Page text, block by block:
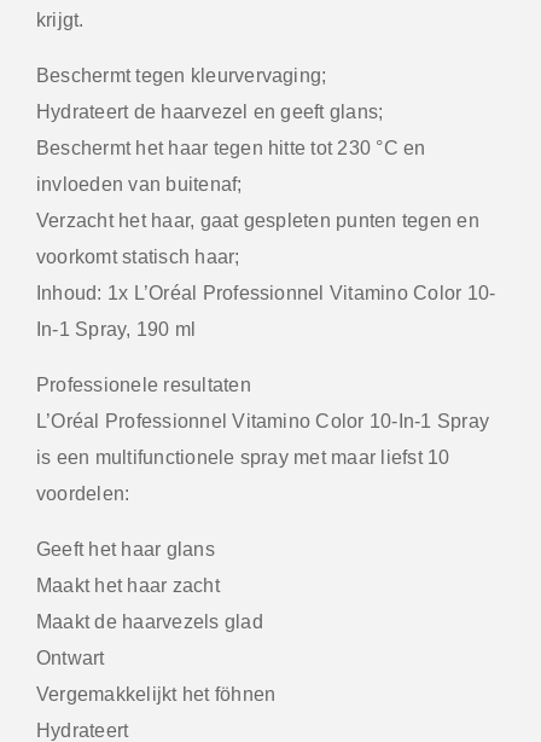
krijgt.
Beschermt tegen kleurvervaging;
Hydrateert de haarvezel en geeft glans;
Beschermt het haar tegen hitte tot 230 °C en
invloeden van buitenaf;
Verzacht het haar, gaat gespleten punten tegen en
voorkomt statisch haar;
Inhoud: 1x L’Oréal Professionnel Vitamino Color 10-
In-1 Spray, 190 ml
Professionele resultaten
L’Oréal Professionnel Vitamino Color 10-In-1 Spray
is een multifunctionele spray met maar liefst 10
voordelen:
Geeft het haar glans
Maakt het haar zacht
Maakt de haarvezels glad
Ontwart
Vergemakkelijkt het föhnen
Hydrateert